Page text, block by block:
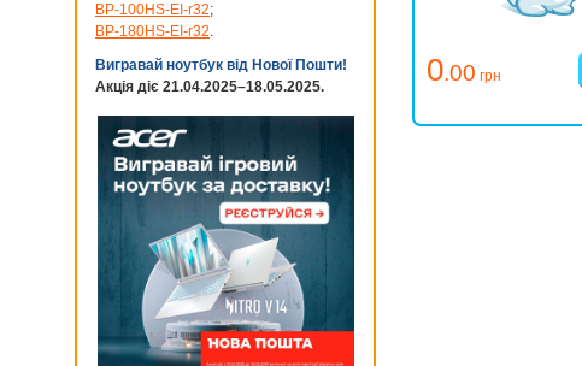
0.00 грн
BP-100HS-EI-r32;
BP-180HS-EI-r32.
Вигравай ноутбук від Нової Пошти!
Акція діє 21.04.2025–18.05.2025.